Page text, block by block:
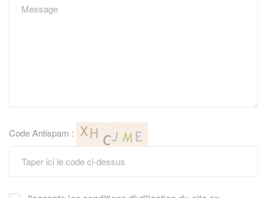
Code Antispam :